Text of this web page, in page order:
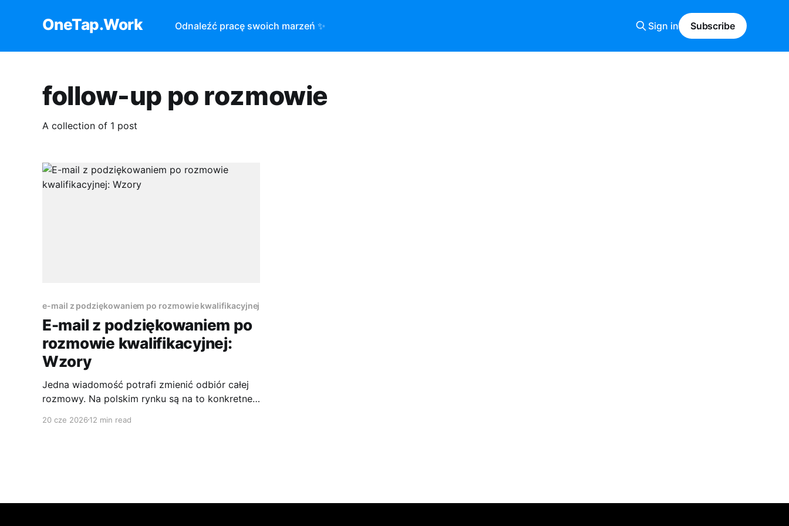
OneTap.Work Odnaleźć pracę swoich marzeń ✨ Sign in Subscribe
follow-up po rozmowie
A collection of 1 post
e-mail z podziękowaniem po rozmowie kwalifikacyjnej
E-mail z podziękowaniem po
rozmowie kwalifikacyjnej:
Wzory
Jedna wiadomość potrafi zmienić odbiór całej
rozmowy. Na polskim rynku są na to konkretne
rozmowie kwalifikacyjnej zwiększa szansę na
20 cze 2026 12 min read